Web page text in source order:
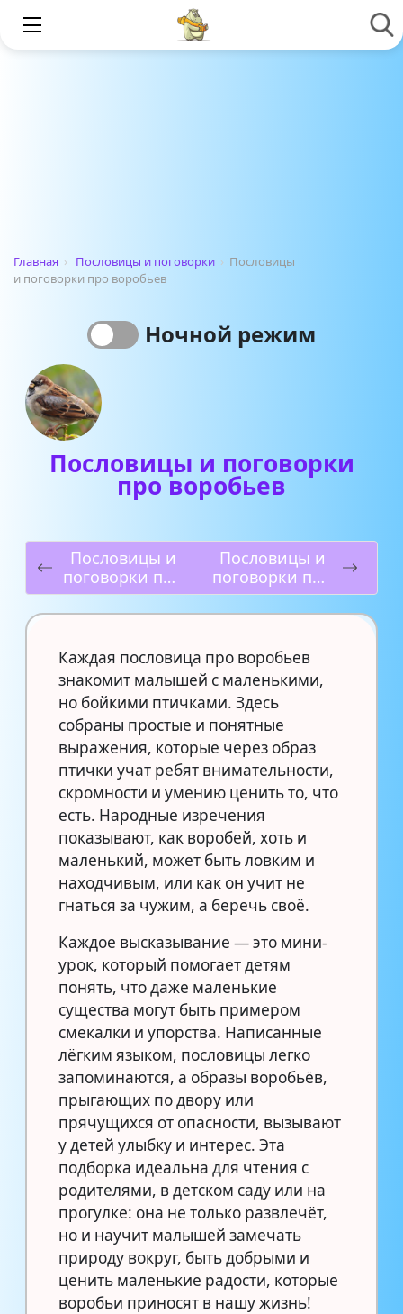
Главная › Пословицы и поговорки › Пословицы
и поговорки про воробьев
Ночной режим
Пословицы и поговорки
про воробьев
Пословицы и
поговорки про
рыб
Пословицы и
поговорки про
космос
Каждая пословица про воробьев
знакомит малышей с маленькими,
но бойкими птичками. Здесь
собраны простые и понятные
выражения, которые через образ
птички учат ребят внимательности,
скромности и умению ценить то, что
есть. Народные изречения
показывают, как воробей, хоть и
маленький, может быть ловким и
находчивым, или как он учит не
гнаться за чужим, а беречь своё.
Каждое высказывание — это мини-
урок, который помогает детям
понять, что даже маленькие
существа могут быть примером
смекалки и упорства. Написанные
лёгким языком, пословицы легко
запоминаются, а образы воробьёв,
прыгающих по двору или
прячущихся от опасности, вызывают
у детей улыбку и интерес. Эта
подборка идеальна для чтения с
родителями, в детском саду или на
прогулке: она не только развлечёт,
но и научит малышей замечать
природу вокруг, быть добрыми и
ценить маленькие радости, которые
воробьи приносят в нашу жизнь!